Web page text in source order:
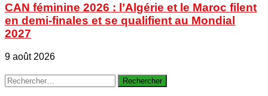
CAN féminine 2026 : l’Algérie et le Maroc filent
en demi-finales et se qualifient au Mondial
2027
9 août 2026
Rechercher :